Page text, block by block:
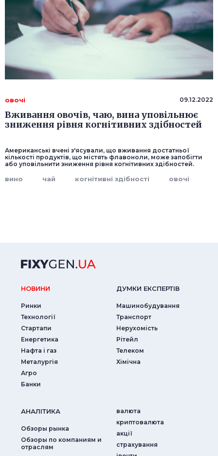
овочі 09.12.2022
Вживання овочів, чаю, вина уповільнює
зниження рівня когнітивних здібностей
Американські вчені з'ясували, що вживання достатньої
кількості продуктів, що містять флавоноли, може запобігти
або уповільнити зниження рівня когнітивних здібностей.
вино чай когнітивні здібності овочі
НОВИНИ
Ринки
Технології
Стартапи
Енергетика
Нафта і газ
Металургія
Агро
Банки
ДУМКИ ЕКСПЕРТIВ
Машинобудування
Транспорт
Нерухомість
Рітейл
Телеком
Хімічна
АНАЛIТИКА
Обзоры рынка
Обзоры по компаниям и
отраслям
валюта
криптовалюта
акції
страхування